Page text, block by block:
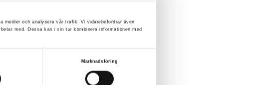
medier och analysera vår trafik. Vi vidarebefordrar även
med. Dessa kan i sin tur kombinera informationen med
Marknadsföring